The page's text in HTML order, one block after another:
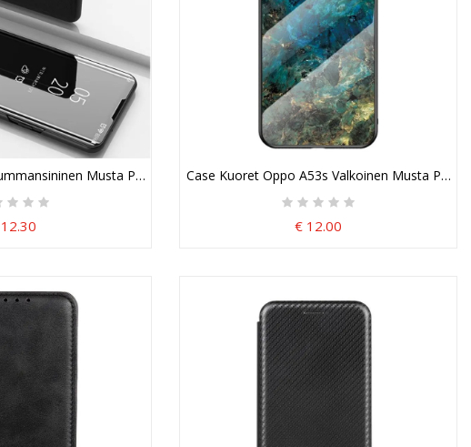
Musta Peili Ja KeinonahkaCase Kuoret Oppo A53s Valkoinen Musta
€ 12.00